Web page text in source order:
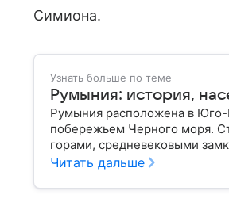
Симиона.
Узнать больше по теме
Румыния: история,
Румыния расположена в
побережьем Черного моря.
горами, средневековыми
Дракуле. В материале
Читать дальше